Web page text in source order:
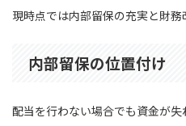
現時点では内部留保の充実と財務
内部留保の位置付け
配当を行わない場合でも資金が失